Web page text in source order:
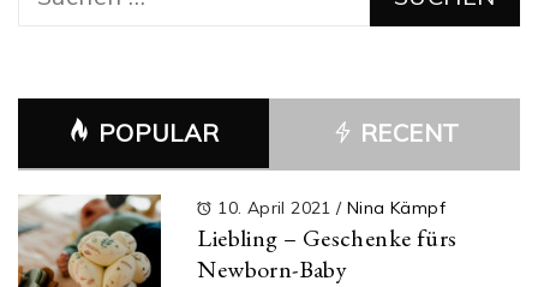
POPULAR RECENT
10. April 2021/ Nina Kämpf
Liebling – Geschenke fürs
Newborn-Baby